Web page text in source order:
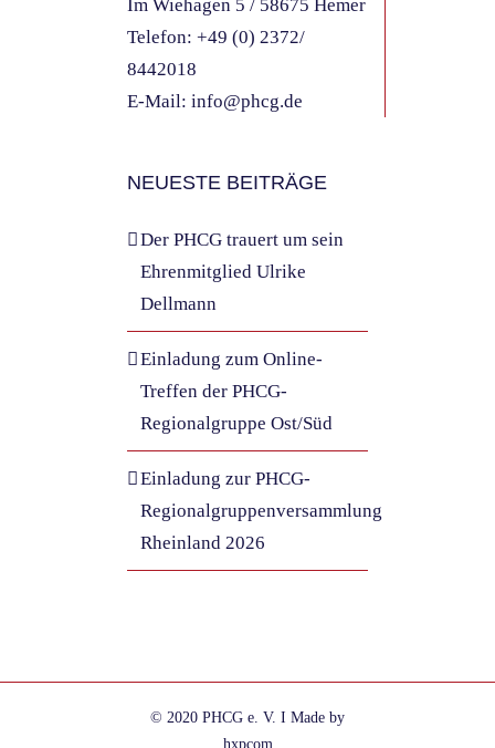
Im Wiehagen 5 / 58675 Hemer
Telefon:+49 (0) 2372/
8442018
E-Mail:info@phcg.de
NEUESTE BEITRÄGE
Der PHCG trauert um sein
Ehrenmitglied Ulrike
Dellmann
Einladung zum Online-
Treffen der PHCG-
Regionalgruppe Ost/Süd
Einladung zur PHCG-
Regionalgruppenversammlung
Rheinland 2026
© 2020 PHCG e. V. I Made by
hxpcom